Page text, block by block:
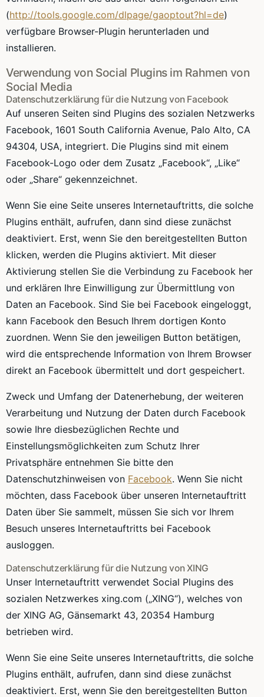
(http://tools.google.com/dlpage/gaoptout?hl=de)
verfügbare Browser-Plugin herunterladen und
installieren.
Verwendung von Social Plugins im Rahmen von
Social Media
Datenschutzerklärung für die Nutzung von Facebook
Auf unseren Seiten sind Plugins des sozialen Netzwerks
Facebook, 1601 South California Avenue, Palo Alto, CA
94304, USA, integriert. Die Plugins sind mit einem
Facebook-Logo oder dem Zusatz „Facebook“, „Like“
oder „Share“ gekennzeichnet.
Wenn Sie eine Seite unseres Internetauftritts, die solche
Plugins enthält, aufrufen, dann sind diese zunächst
deaktiviert. Erst, wenn Sie den bereitgestellten Button
klicken, werden die Plugins aktiviert. Mit dieser
Aktivierung stellen Sie die Verbindung zu Facebook her
und erklären Ihre Einwilligung zur Übermittlung von
Daten an Facebook. Sind Sie bei Facebook eingeloggt,
kann Facebook den Besuch Ihrem dortigen Konto
zuordnen. Wenn Sie den jeweiligen Button betätigen,
wird die entsprechende Information von Ihrem Browser
direkt an Facebook übermittelt und dort gespeichert.
Zweck und Umfang der Datenerhebung, der weiteren
Verarbeitung und Nutzung der Daten durch Facebook
sowie Ihre diesbezüglichen Rechte und
Einstellungsmöglichkeiten zum Schutz Ihrer
Privatsphäre entnehmen Sie bitte den
Datenschutzhinweisen von Facebook. Wenn Sie nicht
möchten, dass Facebook über unseren Internetauftritt
Daten über Sie sammelt, müssen Sie sich vor Ihrem
Besuch unseres Internetauftritts bei Facebook
ausloggen.
Datenschutzerklärung für die Nutzung von XING
Unser Internetauftritt verwendet Social Plugins des
sozialen Netzwerkes xing.com („XING“), welches von
der XING AG, Gänsemarkt 43, 20354 Hamburg
betrieben wird.
Wenn Sie eine Seite unseres Internetauftritts, die solche
Plugins enthält, aufrufen, dann sind diese zunächst
deaktiviert. Erst, wenn Sie den bereitgestellten Button